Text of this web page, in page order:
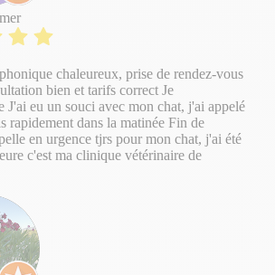
chaleureux, prise de rendez-vous
bien et tarifs correct Je
J'ai eu un souci avec mon chat, j'ai appelé
rapidement dans la matinée Fin de
en urgence tjrs pour mon chat, j'ai été
c'est ma clinique vétérinaire de